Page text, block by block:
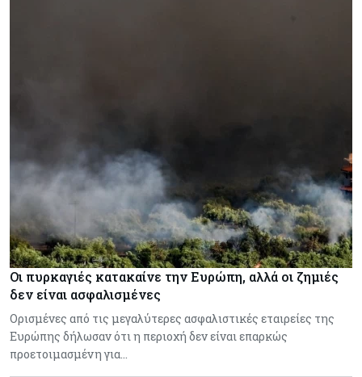
Οι πυρκαγιές κατακαίνε την Ευρώπη, αλλά οι ζημιές
δεν είναι ασφαλισμένες
Ορισμένες από τις μεγαλύτερες ασφαλιστικές εταιρείες της
Ευρώπης δήλωσαν ότι η περιοχή δεν είναι επαρκώς
προετοιμασμένη για…